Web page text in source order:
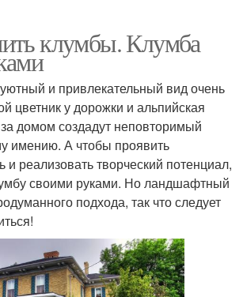
клумбы. Клумба
и привлекательный вид очень
цветник у дорожки и альпийская
домом создадут неповторимый
имению. А чтобы проявить
и реализовать творческий потенциал,
своими руками. Но ландшафтный
подхода, так что следует